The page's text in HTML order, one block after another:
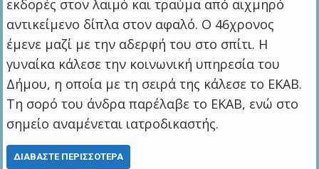
εκδορές στον λαιμό και τραύμα από αιχμηρό
αντικείμενο δίπλα στον αφαλό. Ο 46χρονος
έμενε μαζί με την αδερφή του στο σπίτι. Η
γυναίκα κάλεσε την κοινωνική υπηρεσία του
Δήμου, η οποία με τη σειρά της κάλεσε το ΕΚΑΒ.
Τη σορό του άνδρα παρέλαβε το ΕΚΑΒ, ενώ στο
σημείο αναμένεται ιατροδικαστής.
ΔΙΑΒΆΣΤΕ ΠΕΡΙΣΣΌΤΕΡΑ